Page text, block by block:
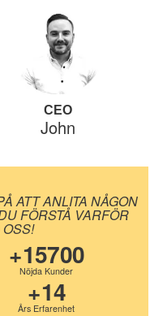
CEO
John
ATT ANLITA NÅGON
FÖRSTÅ VARFÖR
+15700
Nöjda Kunder
+14
Års Erfarenhet